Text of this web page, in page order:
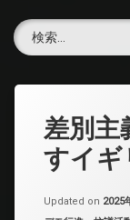
掲示板
差別主
すイギ
Updated on 2025